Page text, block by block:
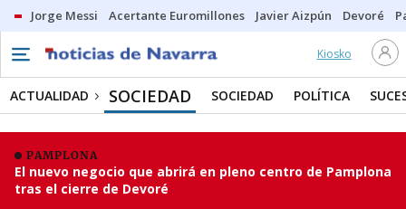
Jorge Messi Acertante Euromillones Javier Aizpún Devoré
Kiosko
ACTUALIDAD SOCIEDAD SOCIEDAD POLÍTICA
PAMPLONA
El nuevo negocio que abrirá en pleno centro de Pamplona
tras el cierre de Devoré